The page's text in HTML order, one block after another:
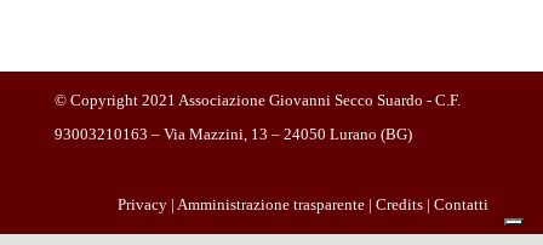
© Copyright 2021 Associazione Giovanni Secco Suardo - C.F.
93003210163 – Via Mazzini, 13 – 24050 Lurano (BG)
Privacy | Amministrazione trasparente |Credits |Contatti